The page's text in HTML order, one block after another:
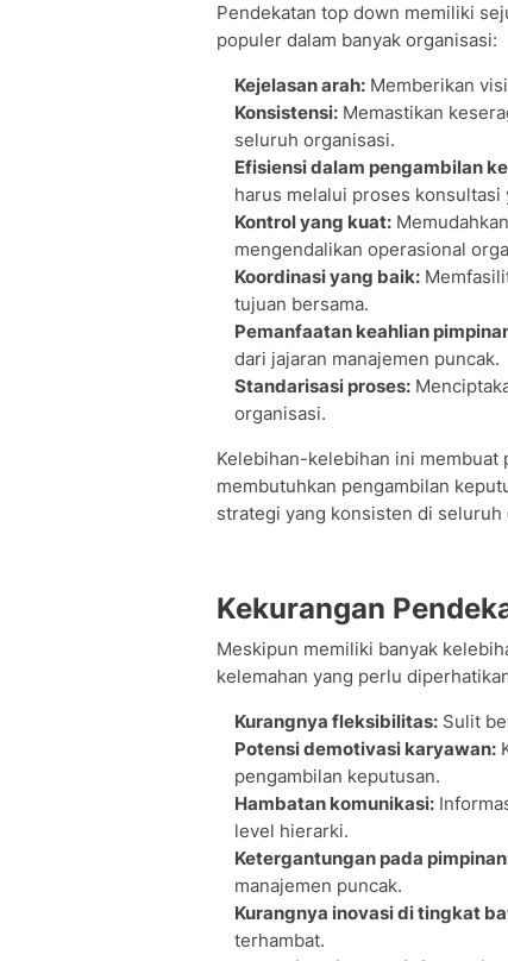
Pendekatan top down memiliki
populer dalam banyak organisasi:
Kejelasan arah: Memberikan
Konsistensi: Memastikan
seluruh organisasi.
Efisiensi dalam pengambilan
harus melalui proses konsultasi
Kontrol yang kuat:
mengendalikan operasional
Koordinasi yang baik:
tujuan bersama.
Pemanfaatan keahlian
dari jajaran manajemen puncak.
Standarisasi proses:
organisasi.
Kelebihan-kelebihan ini membuat
membutuhkan pengambilan
strategi yang konsisten di seluruh
Kekurangan
Meskipun memiliki banyak
kelemahan yang perlu
Kurangnya fleksibilitas: Sulit
Potensi demotivasi karyawan:
pengambilan keputusan.
Hambatan komunikasi:
level hierarki.
Ketergantungan pada
manajemen puncak.
Kurangnya inovasi di tingkat
terhambat.